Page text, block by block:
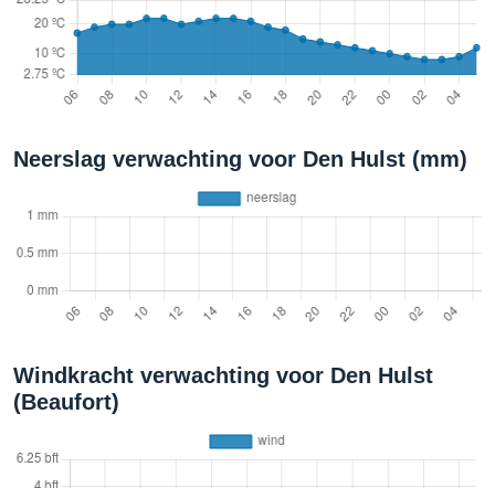
Neerslag verwachting voor Den Hulst (mm)
Windkracht verwachting voor Den Hulst
(Beaufort)